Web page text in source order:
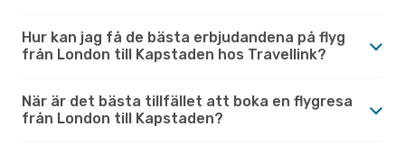
Hur kan jag få de bästa erbjudandena på flyg
från London till Kapstaden hos Travellink?
När är det bästa tillfället att boka en flygresa
från London till Kapstaden?